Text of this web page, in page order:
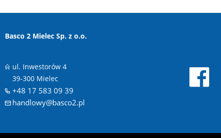
Basco 2 Mielec Sp. z o.o.
ul. Inwestorów 4
39-300 Mielec
+48 17 583 09 39
handlowy@basco2.pl